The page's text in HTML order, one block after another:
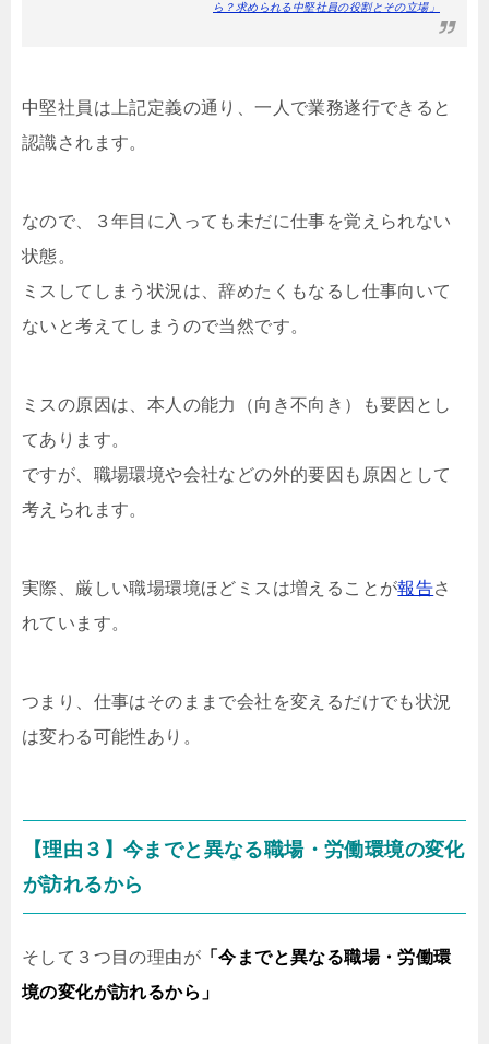
ら？求められる中堅社員の役割とその立場」
中堅社員は上記定義の通り、一人で業務遂行できると
認識されます。
なので、３年目に入っても未だに仕事を覚えられない
状態。
ミスしてしまう状況は、辞めたくもなるし仕事向いて
ないと考えてしまうので当然です。
ミスの原因は、本人の能力（向き不向き）も要因とし
てあります。
ですが、職場環境や会社などの外的要因も原因として
考えられます。
実際、厳しい職場環境ほどミスは増えることが報告さ
れています。
つまり、仕事はそのままで会社を変えるだけでも状況
は変わる可能性あり。
【理由３】今までと異なる職場・労働環境の変化
が訪れるから
そして３つ目の理由が 「今までと異なる職場・労働環
境の変化が訪れるから」